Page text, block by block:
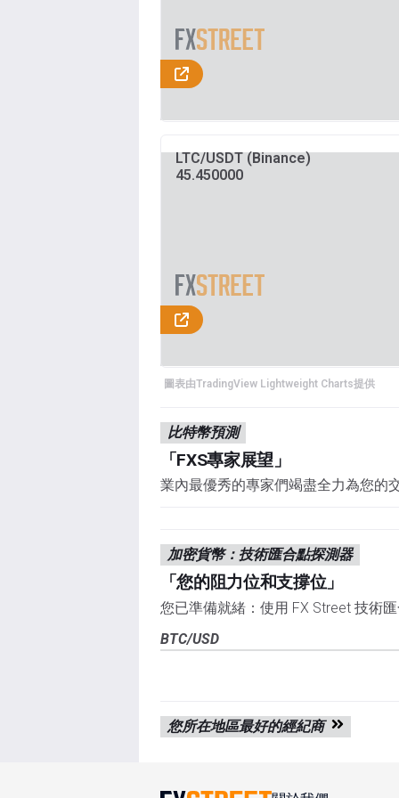
LTC/USDT (Binance)
45.450000
圖表由TradingView Lightweight Charts提供
比特幣預測
「FXS專家展望」
業內最優秀的專家們竭盡全力為您的
加密貨幣：技術匯合點探測器
「您的阻力位和支撐位」
您已準備就緒：使用 FX Street 技術
BTC/USD
您所在地區最好的經紀商